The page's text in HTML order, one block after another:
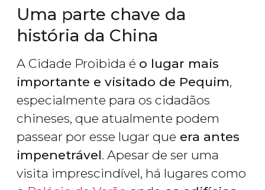
Uma parte chave da
história da China
A Cidade Proibida é o lugar mais
importante e visitado de Pequim,
especialmente para os cidadãos
chineses, que atualmente podem
passear por esse lugar que era antes
impenetrável. Apesar de ser uma
visita imprescindível, há lugares como